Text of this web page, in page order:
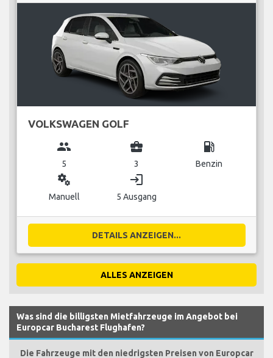
VOLKSWAGEN GOLF
group
5
business_center
3
local_gas_station
Benzin
miscellaneous_services
Manuell
login
5 Ausgang
DETAILS ANZEIGEN...
ALLES ANZEIGEN
Was sind die billigsten Mietfahrzeuge im Angebot bei
Europcar Bucharest Flughafen?
Die Fahrzeuge mit den niedrigsten Preisen von Europcar